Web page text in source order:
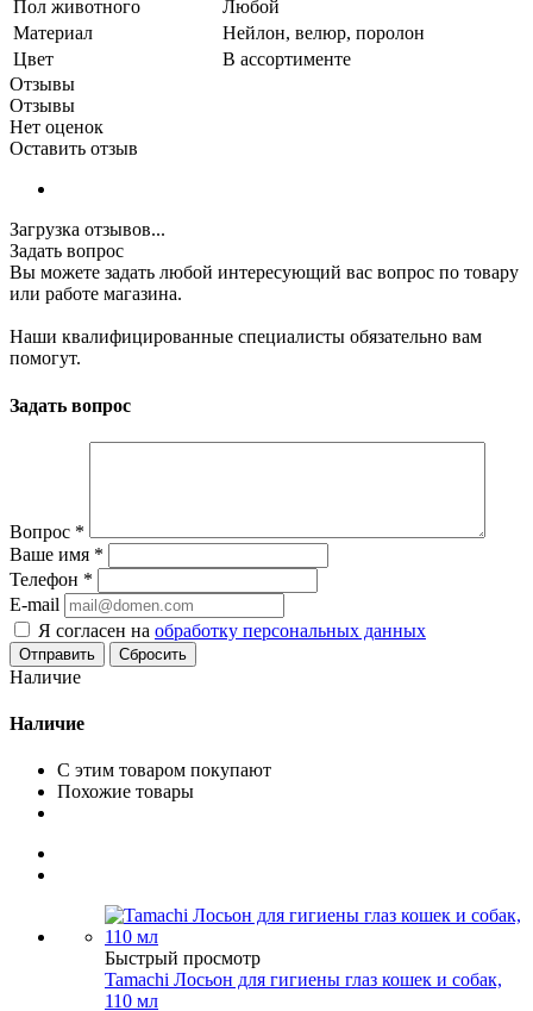
Пол животного
Любой
Материал
Нейлон, велюр, поролон
Цвет
В ассортименте
Отзывы
Отзывы
Нет оценок
Оставить отзыв
Загрузка отзывов...
Задать вопрос
Вы можете задать любой интересующий вас вопрос по товару
или работе магазина.
Наши квалифицированные специалисты обязательно вам
помогут.
Задать вопрос
Вопрос *
Ваше имя *
Телефон *
E-mail
Я согласен на обработку персональных данных
Сбросить
Наличие
Наличие
С этим товаром покупают
Похожие товары
Быстрый просмотр
Tamachi Лосьон для гигиены глаз кошек и собак,
110 мл